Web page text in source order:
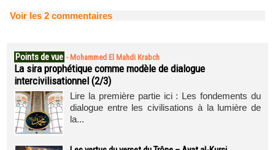
Voir les 2 commentaires
Points de vue - Mohammed El Mahdi Krabch
La sira prophétique comme modèle de dialogue
intercivilisationnel (2/3)
Lire la première partie ici : Les fondements du
dialogue entre les civilisations à la lumière de
la...